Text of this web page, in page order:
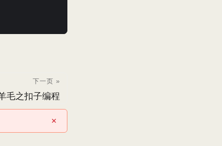
下一页 »
毛之扣子编程